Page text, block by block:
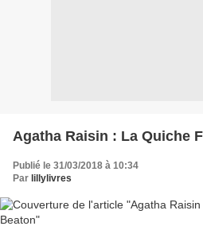
Agatha Raisin : La Quiche
Publié le 31/03/2018 à 10:34
Par lillylivres